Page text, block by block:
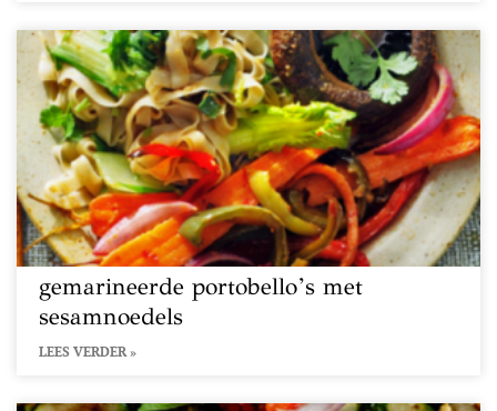
gemarineerde portobello’s met
sesamnoedels
LEES VERDER »